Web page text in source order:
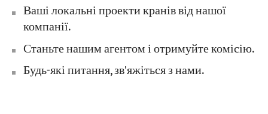
Ваші локальні проекти кранів від нашої
компанії.
Станьте нашим агентом і отримуйте комісію.
Будь-які питання, зв'яжіться з нами.